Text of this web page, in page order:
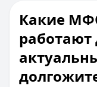
Какие
работают